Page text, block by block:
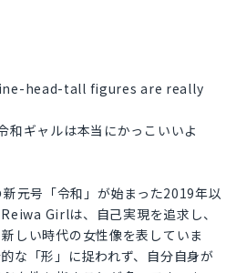
head-tall figures are really
和ギャルは本当にかっこいいよ
元号「令和」が始まった2019年以
Girlは、自己実現を追求し、
しい時代の女性像を表していま
な「形」に捉われず、自分自身が